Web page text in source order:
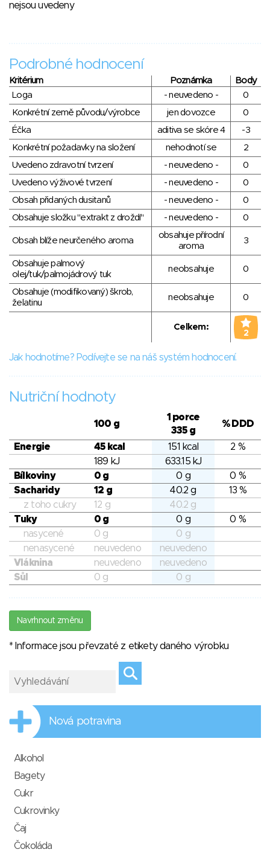
nejsou uvedeny
Podrobné hodnocení
Kritérium Poznámka
Body
Loga
- neuvedeno -
0
Konkrétní země původu/výrobce
jen dovozce
0
Éčka
aditiva se skóre 4
-3
Konkrétní požadavky na složení
nehodnotí se
2
Uvedeno zdravotní tvrzení
- neuvedeno -
0
Uvedeno výživové tvrzení
- neuvedeno -
0
Obsah přidaných dusitanů
- neuvedeno -
0
Obsahuje složku "extrakt z droždí"
- neuvedeno - 0
Obsah blíže neurčeného aroma
obsahuje přírodní
aroma
3
Obsahuje palmový
olej/tuk/palmojádrový tuk
neobsahuje 0
Obsahuje (modifikovaný) škrob,
želatinu
neobsahuje 0
Celkem:
2
Jak hodnotíme? Podívejte se na náš systém hodnocení.
Nutriční hodnoty
100 g
1 porce
335 g
% DDD
Energie 45 kcal 151 kcal
2 %
189 kJ
633.15 kJ
Bílkoviny
0 g 0 g
0 %
Sacharidy
12 g 40.2 g
13 %
z toho cukry
12 g
40.2 g
Tuky
0 g 0 g
0 %
nasycené
0 g
0 g
nenasycené
neuvedeno
neuvedeno
Vláknina
neuvedeno
neuvedeno
Sůl
0 g 0 g
Navrhnout změnu
* Informace jsou převzaté z etikety daného výrobku
Nová potravina
Alkohol
Bagety
Cukr
Cukrovinky
Čaj
Čokoláda